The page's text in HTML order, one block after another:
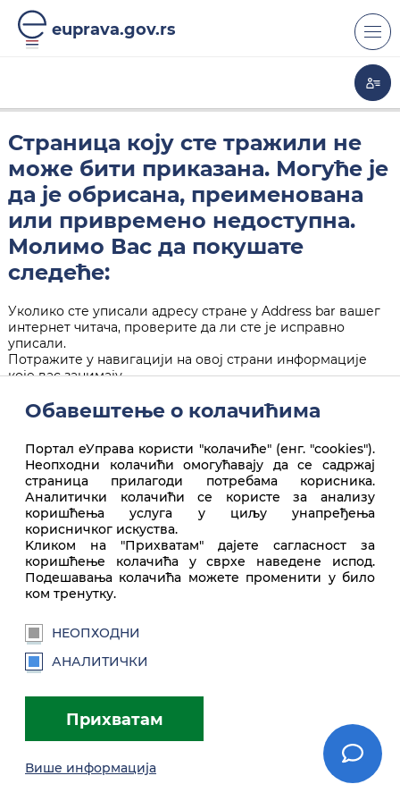
euprava.gov.rs
Страница коју сте тражили не
може бити приказана. Могуће је
да је обрисана, преименована
или привремено недоступна.
Молимо Вас да покушате
следеће:
Уколико сте уписали адресу стране у Address bar вашег
интернет читача, проверите да ли сте је исправно
уписали.
Потражите у навигацији на овој страни информације
које вас занимају.
Врх стране
euprava.gov.rs
Услови коришћења
Обавештење о колачићима
Портал еУправа користи "колачиће" (енг. "cookies").
Неопходни колачићи омогућавају да се садржај
страница прилагоди потребама корисника.
Аналитички колачићи се користе за анализу
коришћења услуга у циљу унапређења
корисничког искуства.
Kликом на "Прихватам" дајете сагласност за
коришћење колачића у сврхе наведене испод.
Подешавања колачића можете променити у било
ком тренутку.
НЕОПХОДНИ
АНАЛИТИЧКИ
Прихватам
Више информација